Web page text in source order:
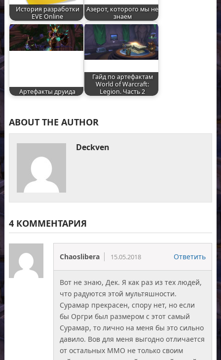
История разработки
EVE Online
Азерот, которого мы не
знаем
Артефакты друида
Гайд по артефактам
World of Warcraft:
Legion. Часть 2
ABOUT THE AUTHOR
Deckven
4 КОММЕНТАРИЯ
Chaoslibera 15.05.2018 Ответить
Вот не знаю, Дек. Я как раз из тех людей,
что радуются этой мультяшности.
Сурамар прекрасен, спору нет, но если
бы Оргри был размером с этот самый
Сурамар, то лично на меня бы это сильно
давило. Вов для меня выгодно отличается
от остальных ММО не только своим